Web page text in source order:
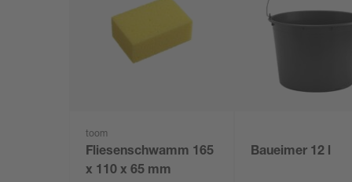
toom
Fliesenschwamm 165
x 110 x 65 mm
Baueimer 12 l